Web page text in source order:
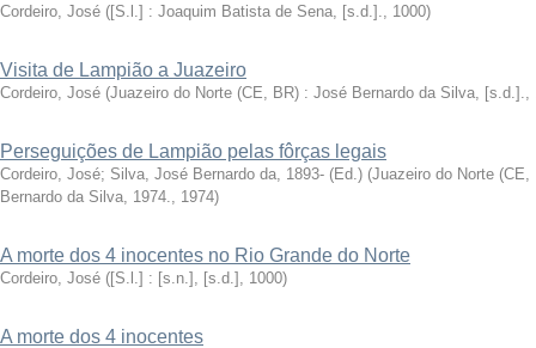
Cordeiro, José ([S.l.] : Joaquim Batista de Sena, [s.d.]., 1000)
Visita de Lampião a Juazeiro
Cordeiro, José (Juazeiro do Norte (CE, BR) : José Bernardo da Silva, [s.d.].,
Perseguições de Lampião pelas fôrças legais
Cordeiro, José; Silva, José Bernardo da, 1893- (Ed.) (Juazeiro do Norte
Bernardo da Silva, 1974., 1974)
A morte dos 4 inocentes no Rio Grande do Norte
Cordeiro, José ([S.l.] : [s.n.], [s.d.] , 1000)
A morte dos 4 inocentes